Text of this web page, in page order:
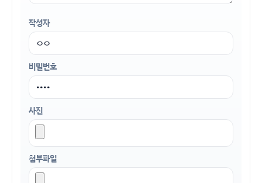
작성자
비밀번호
사진
첨부파일